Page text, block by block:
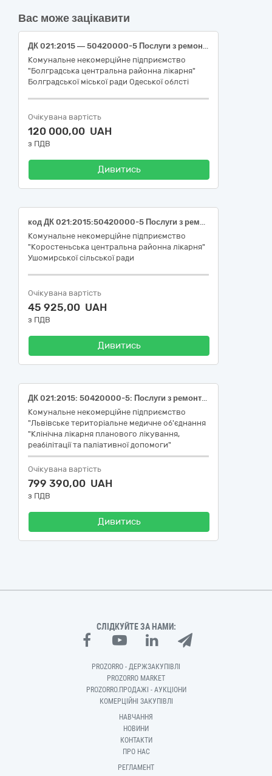
Вас може зацікавити
ДК 021:2015 ― 50420000-5 Послуги з ремонту і технічного обслуговування медичного та хірургічного обладнання, номенклатурна позиція ДК 021:2015 ― 50422000-9 Послуги з ремонту і технічного обслуговування хірургічного обладнання (Ремонт обладнання: Відеогастроскоп EMV-200)
Комунальне некомерційне підприємство
"Болградська центральна районна лікарня"
Болградської міської ради Одеської облсті
Очікувана вартість
120 000,00 UAH
з ПДВ
Дивитись
код ДК 021:2015:50420000-5 Послуги з ремонту і технічного обслуговування медичного та хірургічного обладнання (ДК деталізований 021:2015: 50422000-9 - Послуги з ремонту і технічного обслуговування хірургічного обладнання) Послуги з технічного обслуговування апарату ШВЛ
Комунальне некомерційне підприємство
"Коростеньська центральна районна лікарня"
Ушомирської сільської ради
Очікувана вартість
45 925,00 UAH
з ПДВ
Дивитись
ДК 021:2015: 50420000-5: Послуги з ремонту і технічного обслуговування медичного та хірургічного обладнання (Послуги з технічного обслуговування лабораторного обладнання)
Комунальне некомерційне підприємство
"Львівське територіальне медичне об'єднання
"Клінічна лікарня планового лікування,
реабілітації та паліативної допомоги"
Очікувана вартість
799 390,00 UAH
з ПДВ
Дивитись
СЛІДКУЙТЕ ЗА НАМИ:
PROZORRO - ДЕРЖЗАКУПІВЛІ
PROZORRO MARKET
PROZORRO.ПРОДАЖІ - АУКЦІОНИ
КОМЕРЦІЙНІ ЗАКУПІВЛІ
НАВЧАННЯ
НОВИНИ
КОНТАКТИ
ПРО НАС
РЕГЛАМЕНТ